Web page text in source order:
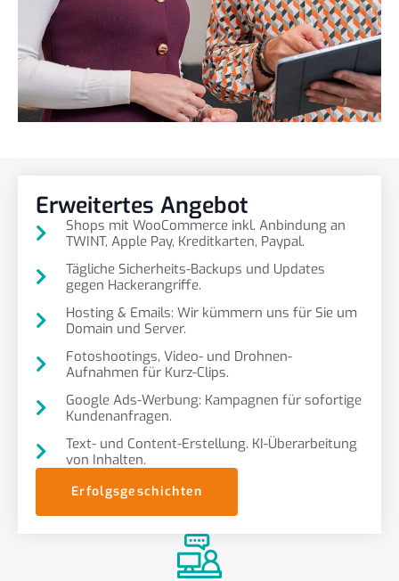
Erweitertes Angebot
Shops mit WooCommerce inkl. Anbindung an
TWINT, Apple Pay, Kreditkarten, Paypal.
Tägliche Sicherheits-Backups und Updates
gegen Hackerangriffe.
Hosting & Emails: Wir kümmern uns für Sie um
Domain und Server.
Fotoshootings, Video- und Drohnen-
Aufnahmen für Kurz-Clips.
Google Ads-Werbung: Kampagnen für sofortige
Kundenanfragen.
Text- und Content-Erstellung. KI-Überarbeitung
von Inhalten.
Erfolgsgeschichten